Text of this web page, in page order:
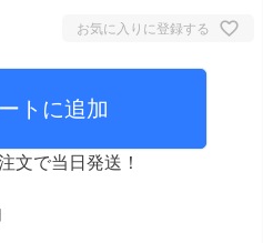
お気に入りに登録する
トに追加
文で当日発送！